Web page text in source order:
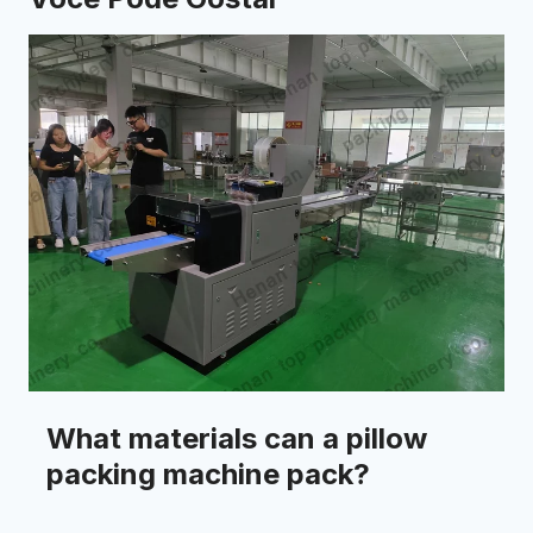
What materials can a pillow
packing machine pack?